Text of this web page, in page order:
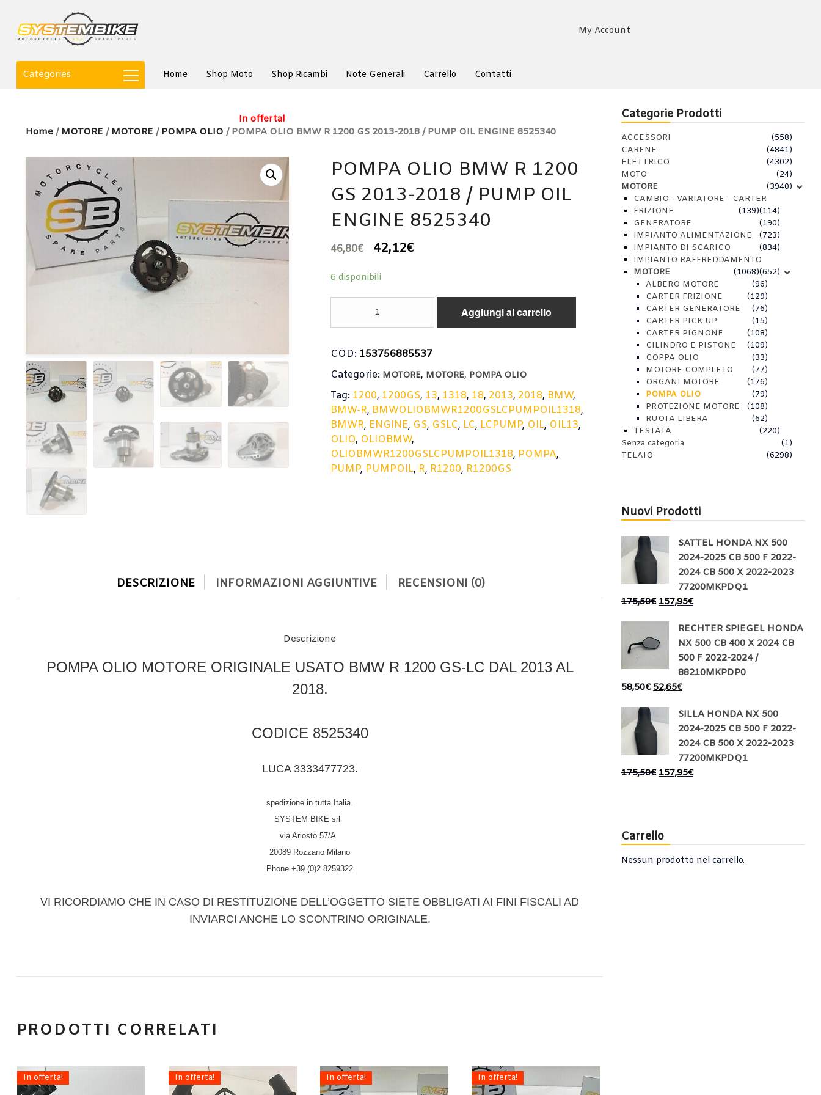
My Account
Categories Home Shop Moto Shop Ricambi Note Generali Carrello Contatti
Home / MOTORE / MOTORE / POMPA OLIO / POMPA OLIO BMW R 1200 GS 2013-2018 / PUMP OIL ENGINE 8525340
In offerta!
POMPA OLIO BMW R 1200
GS 2013-2018 / PUMP OIL
ENGINE 8525340
46,80€ 42,12€
6 disponibili
BMW
1200
2013-
2018
/
PUMP
OIL
ENGINE
8525340
quantità
Aggiungi al carrello
COD: 153756885537
Categorie: MOTORE, MOTORE, POMPA OLIO
Tag: 1200, 1200GS, 13, 1318, 18, 2013, 2018, BMW,
BMW-R, BMWOLIOBMWR1200GSLCPUMPOIL1318,
BMWR, ENGINE, GS, GSLC, LC, LCPUMP, OIL, OIL13,
OLIO, OLIOBMW,
OLIOBMWR1200GSLCPUMPOIL1318, POMPA,
PUMP, PUMPOIL, R, R1200, R1200GS
DESCRIZIONE INFORMAZIONI AGGIUNTIVE RECENSIONI (0)
Descrizione
POMPA OLIO MOTORE ORIGINALE USATO BMW R 1200 GS-LC DAL 2013 AL
2018.
CODICE 8525340
LUCA 3333477723.
spedizione in tutta Italia.
SYSTEM BIKE srl
via Ariosto 57/A
20089 Rozzano Milano
Phone +39 (0)2 8259322
VI RICORDIAMO CHE IN CASO DI RESTITUZIONE DELL’OGGETTO SIETE OBBLIGATI AI FINI FISCALI AD
INVIARCI ANCHE LO SCONTRINO ORIGINALE.
PRODOTTI CORRELATI
In offerta! In offerta! In offerta! In offerta!
Categorie Prodotti
ACCESSORI
(558)
CARENE
(4841)
ELETTRICO
(4302)
MOTO
(24)
MOTORE
(3940)
CAMBIO - VARIATORE - CARTER
(114)
FRIZIONE
(139)
GENERATORE
(190)
IMPIANTO ALIMENTAZIONE
(723)
IMPIANTO DI SCARICO
(834)
IMPIANTO RAFFREDDAMENTO
(652)
MOTORE
(1068)
ALBERO MOTORE
(96)
CARTER FRIZIONE
(129)
CARTER GENERATORE
(76)
CARTER PICK-UP
(15)
CARTER PIGNONE
(108)
CILINDRO E PISTONE
(109)
COPPA OLIO
(33)
MOTORE COMPLETO
(77)
ORGANI MOTORE
(176)
POMPA OLIO
(79)
PROTEZIONE MOTORE
(108)
RUOTA LIBERA
(62)
TESTATA
(220)
Senza categoria
(1)
TELAIO
(6298)
Nuovi Prodotti
SATTEL HONDA NX 500
2024-2025 CB 500 F 2022-
2024 CB 500 X 2022-2023
77200MKPDQ1
175,50€ 157,95€
RECHTER SPIEGEL HONDA
NX 500 CB 400 X 2024 CB
500 F 2022-2024 /
88210MKPDP0
58,50€ 52,65€
SILLA HONDA NX 500
2024-2025 CB 500 F 2022-
2024 CB 500 X 2022-2023
77200MKPDQ1
175,50€ 157,95€
Carrello
Nessun prodotto nel carrello.